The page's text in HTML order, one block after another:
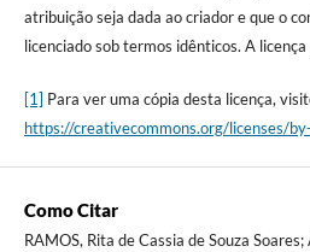
atribuição seja dada ao criador e que o
licenciado sob termos idênticos. A
[1] Para ver uma cópia desta licença,
https://creativecommons.org/licenses/
Como Citar
RAMOS, Rita de Cassia de Souza Soares;